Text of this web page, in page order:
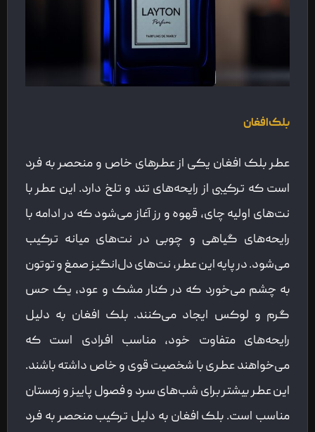
بلک افغان
عطر بلک افغان یکی از عطرهای خاص و منحصر به فرد
است که ترکیبی از رایحه‌های تند و تلخ دارد. این عطر با
نت‌های اولیه چای، قهوه و رز آغاز می‌شود که در ادامه با
رایحه‌های گیاهی و چوبی در نت‌های میانه ترکیب
می‌شود. در پایه این عطر، نت‌های دل‌انگیز صمغ و توتون
به چشم می‌خورد که در کنار مشک و عود، یک حس
گرم و لوکس ایجاد می‌کنند. بلک افغان به دلیل
رایحه‌های متفاوت خود، مناسب افرادی است که
می‌خواهند عطری با شخصیت قوی و خاص داشته باشند.
این عطر بیشتر برای شب‌های سرد و فصول پاییز و زمستان
مناسب است. بلک افغان به دلیل ترکیب منحصر به فرد